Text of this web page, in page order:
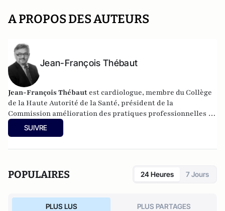
A PROPOS DES AUTEURS
Jean-François Thébaut
Jean-François Thébaut est cardiologue, membre du Collège
de la Haute Autorité de la Santé, président de la
Commission amélioration des pratiques professionnelles et
de la sécurité des patients.
SUIVRE
POPULAIRES 24 Heures 7 Jours
PLUS LUS PLUS PARTAGES